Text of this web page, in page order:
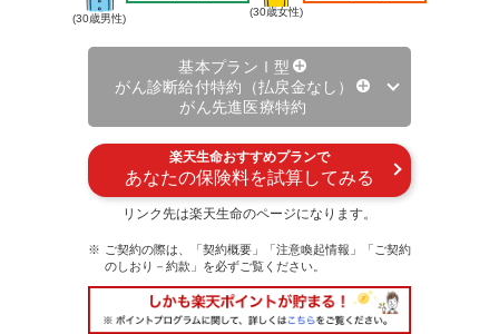
(30歳男性) (30歳女性)
基本プランⅠ型
がん診断給付特約（払戻金なし）
がん先進医療特約
楽天生命おすすめプランで
あなたの保険料を試算してみる
リンク先は楽天生命のページになります。
ご契約の際は、「契約概要」「注意喚起情報」「ご契約
のしおり－約款」を必ずご覧ください。